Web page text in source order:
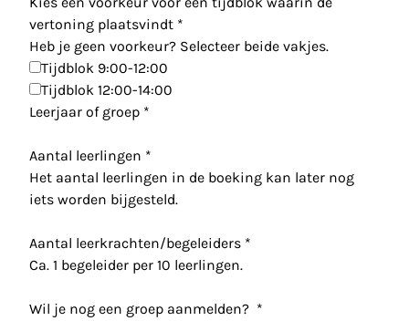
vertoning plaatsvindt *
Heb je geen voorkeur? Selecteer beide vakjes.
Tijdblok 9:00-12:00
Tijdblok 12:00-14:00
Leerjaar of groep *
Aantal leerlingen *
Het aantal leerlingen in de boeking kan later nog
iets worden bijgesteld.
Aantal leerkrachten/begeleiders *
Ca. 1 begeleider per 10 leerlingen.
Wil je nog een groep aanmelden? *